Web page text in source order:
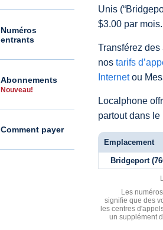
Numéros
entrants
Abonnements
Nouveau!
Comment payer
Unis
$3.00 par mois.
Transférez
nos tarifs
Internetou
Localphone
partout dans le
Emplacement
Bridgeport
Les
signifie que des
les centres
un supplément